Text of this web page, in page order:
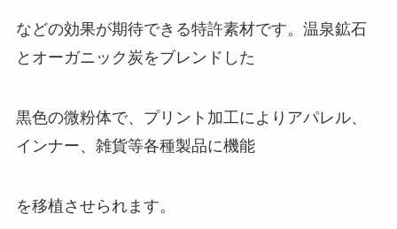
などの効果が期待できる特許素材です。温泉鉱石
とオーガニック炭をブレンドした
黒色の微粉体で、プリント加工によりアパレル、
インナー、雑貨等各種製品に機能
を移植させられます。